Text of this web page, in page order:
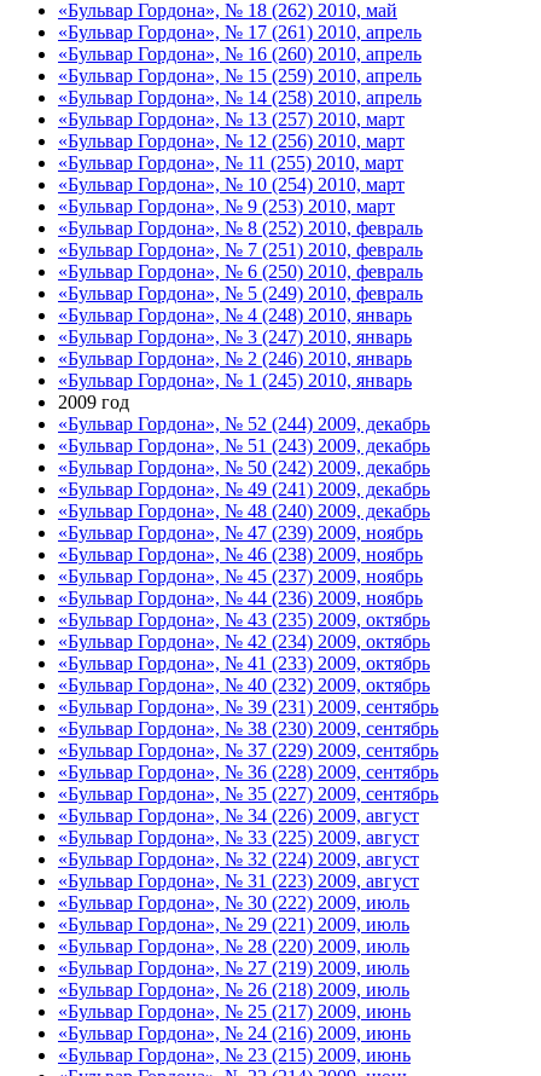
«Бульвар Гордона», № 18 (262) 2010, май
«Бульвар Гордона», № 17 (261) 2010, апрель
«Бульвар Гордона», № 16 (260) 2010, апрель
«Бульвар Гордона», № 15 (259) 2010, апрель
«Бульвар Гордона», № 14 (258) 2010, апрель
«Бульвар Гордона», № 13 (257) 2010, март
«Бульвар Гордона», № 12 (256) 2010, март
«Бульвар Гордона», № 11 (255) 2010, март
«Бульвар Гордона», № 10 (254) 2010, март
«Бульвар Гордона», № 9 (253) 2010, март
«Бульвар Гордона», № 8 (252) 2010, февраль
«Бульвар Гордона», № 7 (251) 2010, февраль
«Бульвар Гордона», № 6 (250) 2010, февраль
«Бульвар Гордона», № 5 (249) 2010, февраль
«Бульвар Гордона», № 4 (248) 2010, январь
«Бульвар Гордона», № 3 (247) 2010, январь
«Бульвар Гордона», № 2 (246) 2010, январь
«Бульвар Гордона», № 1 (245) 2010, январь
2009 год
«Бульвар Гордона», № 52 (244) 2009, декабрь
«Бульвар Гордона», № 51 (243) 2009, декабрь
«Бульвар Гордона», № 50 (242) 2009, декабрь
«Бульвар Гордона», № 49 (241) 2009, декабрь
«Бульвар Гордона», № 48 (240) 2009, декабрь
«Бульвар Гордона», № 47 (239) 2009, ноябрь
«Бульвар Гордона», № 46 (238) 2009, ноябрь
«Бульвар Гордона», № 45 (237) 2009, ноябрь
«Бульвар Гордона», № 44 (236) 2009, ноябрь
«Бульвар Гордона», № 43 (235) 2009, октябрь
«Бульвар Гордона», № 42 (234) 2009, октябрь
«Бульвар Гордона», № 41 (233) 2009, октябрь
«Бульвар Гордона», № 40 (232) 2009, октябрь
«Бульвар Гордона», № 39 (231) 2009, сентябрь
«Бульвар Гордона», № 38 (230) 2009, сентябрь
«Бульвар Гордона», № 37 (229) 2009, сентябрь
«Бульвар Гордона», № 36 (228) 2009, сентябрь
«Бульвар Гордона», № 35 (227) 2009, сентябрь
«Бульвар Гордона», № 34 (226) 2009, август
«Бульвар Гордона», № 33 (225) 2009, август
«Бульвар Гордона», № 32 (224) 2009, август
«Бульвар Гордона», № 31 (223) 2009, август
«Бульвар Гордона», № 30 (222) 2009, июль
«Бульвар Гордона», № 29 (221) 2009, июль
«Бульвар Гордона», № 28 (220) 2009, июль
«Бульвар Гордона», № 27 (219) 2009, июль
«Бульвар Гордона», № 26 (218) 2009, июль
«Бульвар Гордона», № 25 (217) 2009, июнь
«Бульвар Гордона», № 24 (216) 2009, июнь
«Бульвар Гордона», № 23 (215) 2009, июнь